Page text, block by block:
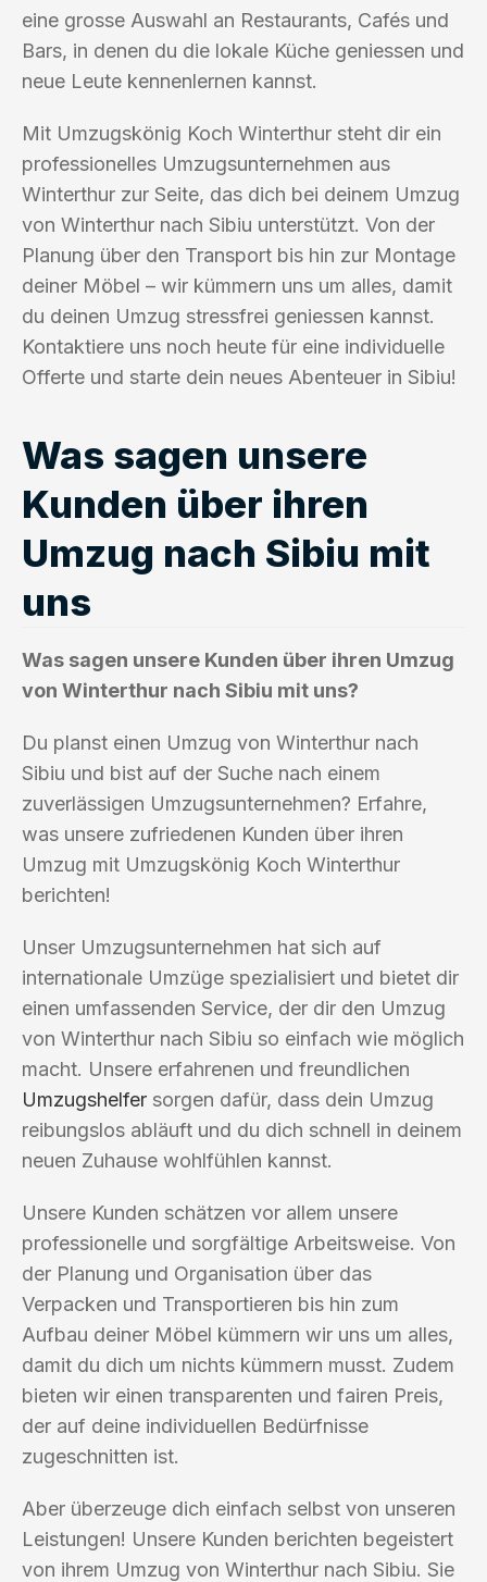
eine grosse Auswahl an Restaurants, Cafés und
Bars, in denen du die lokale Küche geniessen und
neue Leute kennenlernen kannst.
Mit Umzugskönig Koch Winterthur steht dir ein
professionelles Umzugsunternehmen aus
Winterthur zur Seite, das dich bei deinem Umzug
von Winterthur nach Sibiu unterstützt. Von der
Planung über den Transport bis hin zur Montage
deiner Möbel – wir kümmern uns um alles, damit
du deinen Umzug stressfrei geniessen kannst.
Kontaktiere uns noch heute für eine individuelle
Offerte und starte dein neues Abenteuer in Sibiu!
Was sagen unsere
Kunden über ihren
Umzug nach Sibiu mit
uns
Was sagen unsere Kunden über ihren Umzug
von Winterthur nach Sibiu mit uns?
Du planst einen Umzug von Winterthur nach
Sibiu und bist auf der Suche nach einem
zuverlässigen Umzugsunternehmen? Erfahre,
was unsere zufriedenen Kunden über ihren
Umzug mit Umzugskönig Koch Winterthur
berichten!
Unser Umzugsunternehmen hat sich auf
internationale Umzüge spezialisiert und bietet dir
einen umfassenden Service, der dir den Umzug
von Winterthur nach Sibiu so einfach wie möglich
macht. Unsere erfahrenen und freundlichen
Umzugshelfer sorgen dafür, dass dein Umzug
reibungslos abläuft und du dich schnell in deinem
neuen Zuhause wohlfühlen kannst.
Unsere Kunden schätzen vor allem unsere
professionelle und sorgfältige Arbeitsweise. Von
der Planung und Organisation über das
Verpacken und Transportieren bis hin zum
Aufbau deiner Möbel kümmern wir uns um alles,
damit du dich um nichts kümmern musst. Zudem
bieten wir einen transparenten und fairen Preis,
der auf deine individuellen Bedürfnisse
zugeschnitten ist.
Aber überzeuge dich einfach selbst von unseren
Leistungen! Unsere Kunden berichten begeistert
von ihrem Umzug von Winterthur nach Sibiu. Sie